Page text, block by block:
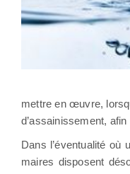
mettre en œuvre,
d’assainissement,
Dans l’éventualité où
maires disposent